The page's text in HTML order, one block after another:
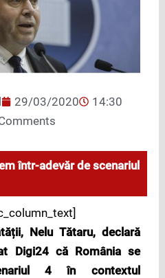
29/03/2020
14:30
într-adevăr de scenariul
Nelu Tătaru, declară
Digi24 că România se
4 în contextul